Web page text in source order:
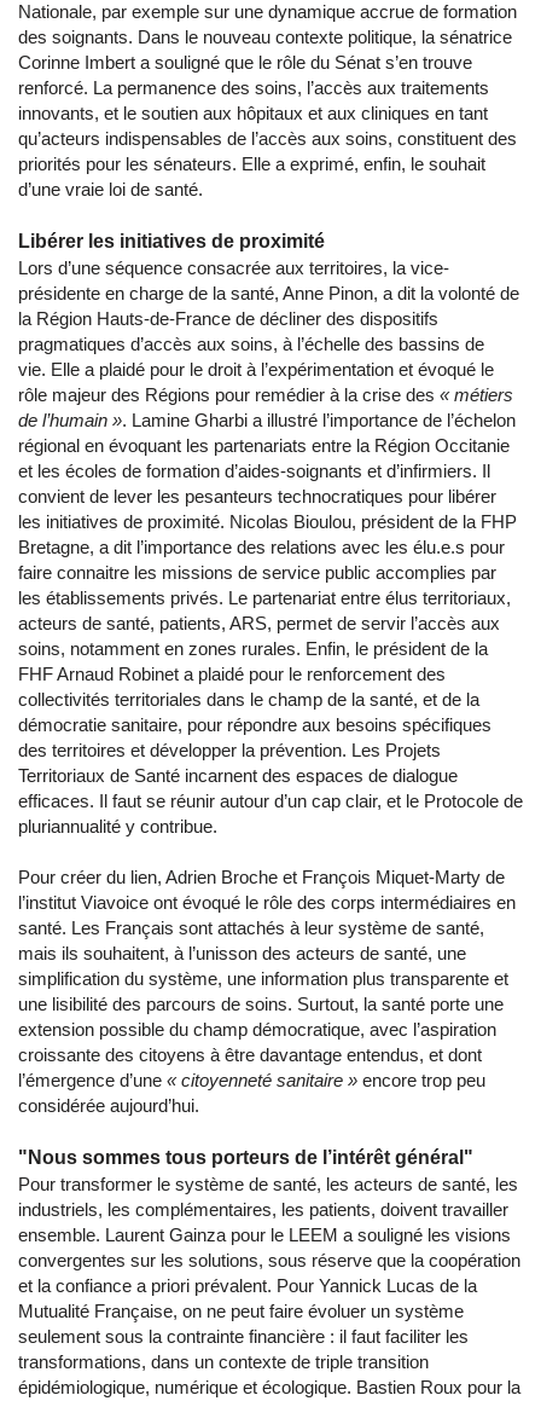
Nationale, par exemple sur une dynamique accrue de formation
des soignants. Dans le nouveau contexte politique, la sénatrice
Corinne Imbert a souligné que le rôle du Sénat s’en trouve
renforcé. La permanence des soins, l’accès aux traitements
innovants, et le soutien aux hôpitaux et aux cliniques en tant
qu’acteurs indispensables de l’accès aux soins, constituent des
priorités pour les sénateurs. Elle a exprimé, enfin, le souhait
d’une vraie loi de santé.
Libérer les initiatives de proximité
Lors d’une séquence consacrée aux territoires, la vice-
présidente en charge de la santé, Anne Pinon, a dit la volonté de
la Région Hauts-de-France de décliner des dispositifs
pragmatiques d’accès aux soins, à l’échelle des bassins de
vie. Elle a plaidé pour le droit à l’expérimentation et évoqué le
rôle majeur des Régions pour remédier à la crise des « métiers
de l’humain ». Lamine Gharbi a illustré l’importance de l’échelon
régional en évoquant les partenariats entre la Région Occitanie
et les écoles de formation d’aides-soignants et d’infirmiers. Il
convient de lever les pesanteurs technocratiques pour libérer
les initiatives de proximité. Nicolas Bioulou, président de la FHP
Bretagne, a dit l’importance des relations avec les élu.e.s pour
faire connaitre les missions de service public accomplies par
les établissements privés. Le partenariat entre élus territoriaux,
acteurs de santé, patients, ARS, permet de servir l’accès aux
soins, notamment en zones rurales. Enfin, le président de la
FHF Arnaud Robinet a plaidé pour le renforcement des
collectivités territoriales dans le champ de la santé, et de la
démocratie sanitaire, pour répondre aux besoins spécifiques
des territoires et développer la prévention. Les Projets
Territoriaux de Santé incarnent des espaces de dialogue
efficaces. Il faut se réunir autour d’un cap clair, et le Protocole de
pluriannualité y contribue.
Pour créer du lien, Adrien Broche et François Miquet-Marty de
l’institut Viavoice ont évoqué le rôle des corps intermédiaires en
santé. Les Français sont attachés à leur système de santé,
mais ils souhaitent, à l’unisson des acteurs de santé, une
simplification du système, une information plus transparente et
une lisibilité des parcours de soins. Surtout, la santé porte une
extension possible du champ démocratique, avec l’aspiration
croissante des citoyens à être davantage entendus, et dont
l’émergence d’une « citoyenneté sanitaire » encore trop peu
considérée aujourd’hui.
"Nous sommes tous porteurs de l’intérêt général"
Pour transformer le système de santé, les acteurs de santé, les
industriels, les complémentaires, les patients, doivent travailler
ensemble. Laurent Gainza pour le LEEM a souligné les visions
convergentes sur les solutions, sous réserve que la coopération
et la confiance a priori prévalent. Pour Yannick Lucas de la
Mutualité Française, on ne peut faire évoluer un système
seulement sous la contrainte financière : il faut faciliter les
transformations, dans un contexte de triple transition
épidémiologique, numérique et écologique. Bastien Roux pour la